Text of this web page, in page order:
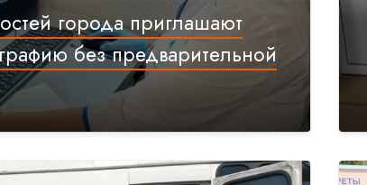
города приглашают
без предварительной